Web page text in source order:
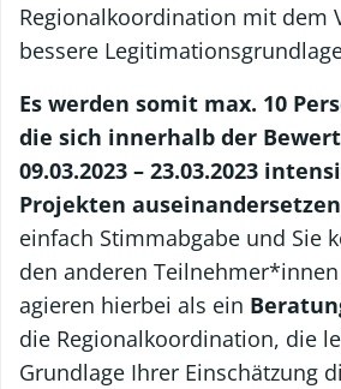
Regionalkoordination mit dem
bessere
Es werden somit max. 10
die sich innerhalb der
09.03.2023 – 23.03.2023
Projekten auseinandersetzen
einfach Stimmabgabe und Sie
den anderen
agieren hierbei als ein
die Regionalkoordination, die
Grundlage Ihrer Einschätzung